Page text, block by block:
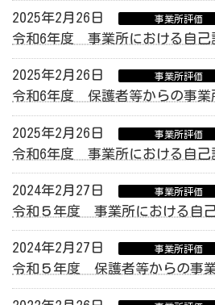
2025年2月26日 事業所評価
令和6年度 事業所における自己
2025年2月26日 事業所評価
令和6年度 保護者等からの事業
2025年2月26日 事業所評価
令和6年度 事業所における自己
2024年2月27日 事業所評価
令和５年度 事業所における自
2024年2月27日 事業所評価
令和５年度 保護者等からの事